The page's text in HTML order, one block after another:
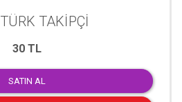
TÜRK TAKİPÇİ
30 TL
SATIN AL